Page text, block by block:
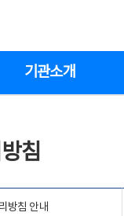
기관소개
침
방침 안내